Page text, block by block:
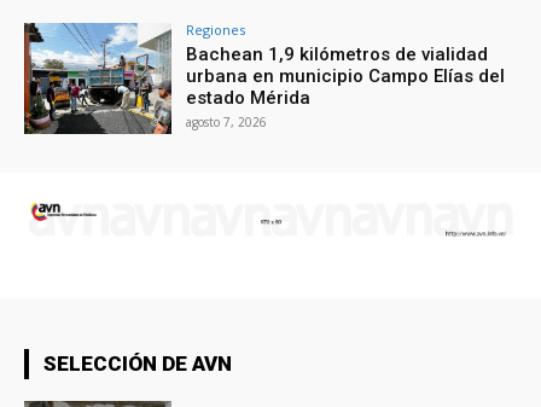
Regiones
Bachean 1,9 kilómetros de vialidad
urbana en municipio Campo Elías del
estado Mérida
agosto 7, 2026
SELECCIÓN DE AVN